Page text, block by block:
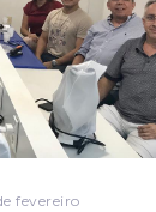
fevereiro